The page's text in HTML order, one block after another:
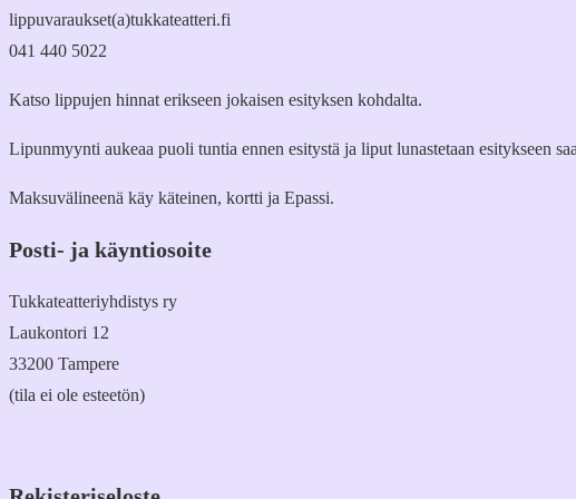
lippuvaraukset(a)tukkateatteri.fi
041 440 5022
Katso lippujen hinnat erikseen jokaisen esityksen kohdalta.
Lipunmyynti aukeaa puoli tuntia ennen esitystä ja liput lunastetaan esitykseen
Maksuvälineenä käy käteinen, kortti ja Epassi.
Posti- ja käyntiosoite
Tukkateatteriyhdistys ry
Laukontori 12
33200 Tampere
(tila ei ole esteetön)